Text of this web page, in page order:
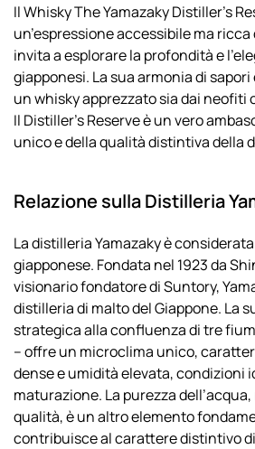
Il Whisky The Yamazaky Distiller’s
un’espressione accessibile ma
invita a esplorare la profondità e
giapponesi. La sua armonia di
un whisky apprezzato sia dai neofiti
Il Distiller’s Reserve è un vero
unico e della qualità distintiva della
Relazione sulla Distilleria
La distilleria Yamazaky è
giapponese. Fondata nel 1923 da
visionario fondatore di Suntory,
distilleria di malto del Giappone. La
strategica alla confluenza di tre
– offre un microclima unico,
dense e umidità elevata, condizioni
maturazione. La purezza
qualità, è un altro elemento
contribuisce al carattere distintivo di